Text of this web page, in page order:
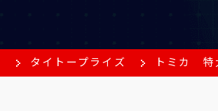
タイトープライズ トミカ 特